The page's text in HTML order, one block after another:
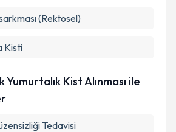
(Rektosel)
Kisti
Kist Alınması ile
Tedavisi